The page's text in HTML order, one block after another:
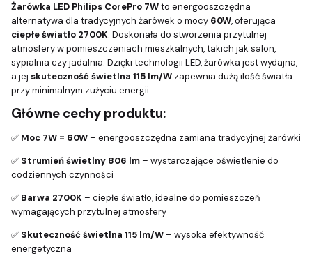
Żarówka LED Philips CorePro 7Wto energooszczędna
alternatywa dla tradycyjnych żarówek o mocy 60W, oferująca
ciepłe światło 2700K. Doskonała do stworzenia przytulnej
atmosfery w pomieszczeniach mieszkalnych, takich jak salon,
sypialnia czy jadalnia. Dzięki technologii LED, żarówka jest wydajna,
a jej skuteczność świetlna 115 lm/W zapewnia dużą ilość światła
przy minimalnym zużyciu energii.
Główne cechy produktu:
✅ Moc 7W = 60W – energooszczędna zamiana tradycyjnej żarówki
✅ Strumień świetlny 806 lm – wystarczające oświetlenie do
codziennych czynności
✅ Barwa 2700K – ciepłe światło, idealne do pomieszczeń
wymagających przytulnej atmosfery
✅ Skuteczność świetlna 115 lm/W – wysoka efektywność
energetyczna